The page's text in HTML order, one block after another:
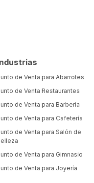
de Venta para Abarrotes
de Venta Restaurantes
de Venta para Barberia
de Venta para Cafetería
de Venta para Salón de
de Venta para Gimnasio
de Venta para Joyería